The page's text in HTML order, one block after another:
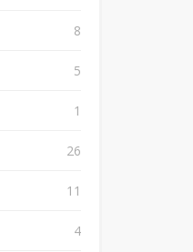
8
5
1
26
11
4